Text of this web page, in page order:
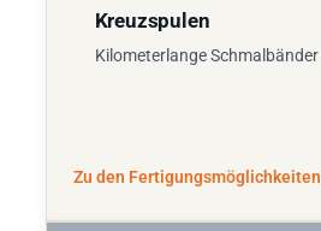
Kreuzspulen
Kilometerlange Schmalbänder
Zu den Fertigungsmöglichkeiten